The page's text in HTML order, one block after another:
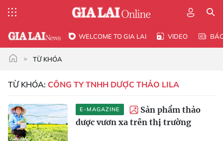
WELCOME TO GIA LAI VIDEO
TỪ KHÓA
TỪ KHÓA: CÔNG TY TNHH DƯỢC THẢO LILA
E-MAGAZINE
Sản phẩm thảo
dược vươn xa trên thị trường